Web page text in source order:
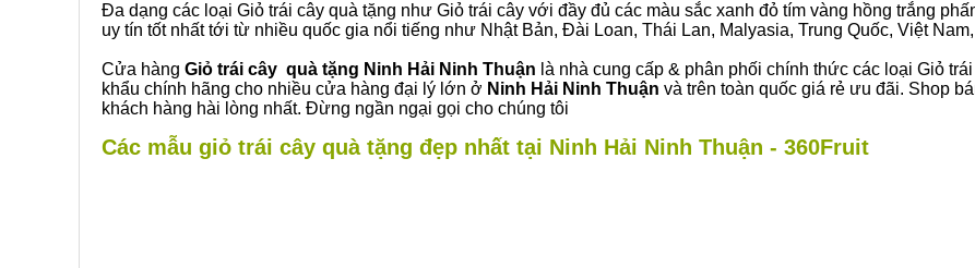
Đa dạng các loại Giỏ trái cây quà tặng như Giỏ trái cây với đầy đủ các màu sắc xanh đỏ tím vàng hồng trắng
uy tín tốt nhất tới từ nhiều quốc gia nổi tiếng như Nhật Bản, Đài Loan, Thái Lan, Malyasia, Trung Quốc, Việt
Cửa hàng Giỏ trái cây quà tặng Ninh Hải Ninh Thuận là nhà cung cấp & phân phối chính thức các loại Giỏ
khẩu chính hãng cho nhiều cửa hàng đại lý lớn ở Ninh Hải Ninh Thuận và trên toàn quốc giá rẻ ưu đãi. Shop
khách hàng hài lòng nhất. Đừng ngần ngại gọi cho chúng tôi
Các mẫu giỏ trái cây quà tặng đẹp nhất tại Ninh Hải Ninh Thuận - 360Fruit